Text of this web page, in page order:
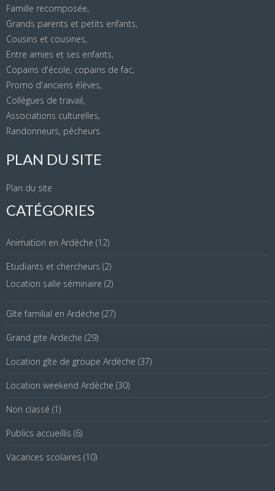
Famille recomposée,
Grands parents et petits enfants,
Cousins et cousines,
Entre amies et ses enfants,
Copains d'école, copains de fac,
Promo d'anciens élèves,
Collègues de travail,
Associations culturelles,
Randonneurs, pêcheurs.
PLAN DU SITE
Plan du site
CATÉGORIES
Animation en Ardèche (12)
Etudiants et chercheurs (2)
Location salle séminaire (2)
Gîte familial en Ardèche (27)
Grand gite Ardeche (29)
Location gîte de groupe Ardèche (37)
Location weekend Ardèche (30)
Non classé (1)
Publics accueillis (6)
Vacances scolaires (10)